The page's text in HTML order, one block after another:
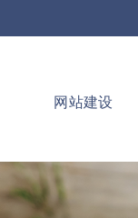
网站建设